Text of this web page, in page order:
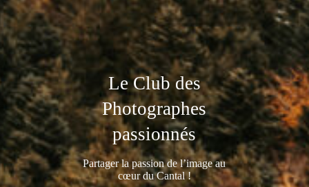
Le Club des
Photographes
passionnés
Partager la passion de l’image au
cœur du Cantal !